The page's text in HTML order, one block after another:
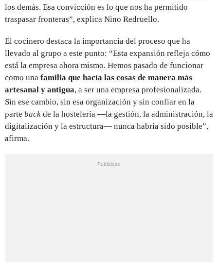
los demás. Esa convicción es lo que nos ha permitido
traspasar fronteras”, explica Nino Redruello.
El cocinero destaca la importancia del proceso que ha
llevado al grupo a este punto: “Esta expansión refleja cómo
está la empresa ahora mismo. Hemos pasado de funcionar
como una familia que hacía las cosas de manera más
artesanal y antigua, a ser una empresa profesionalizada.
Sin ese cambio, sin esa organización y sin confiar en la
parte back de la hostelería —la gestión, la administración, la
digitalización y la estructura— nunca habría sido posible”,
afirma.